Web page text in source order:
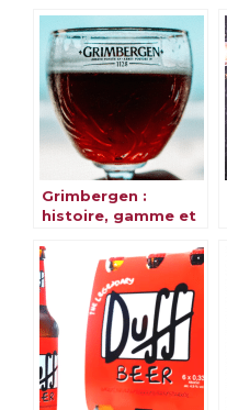
Grimbergen :
histoire, gamme et